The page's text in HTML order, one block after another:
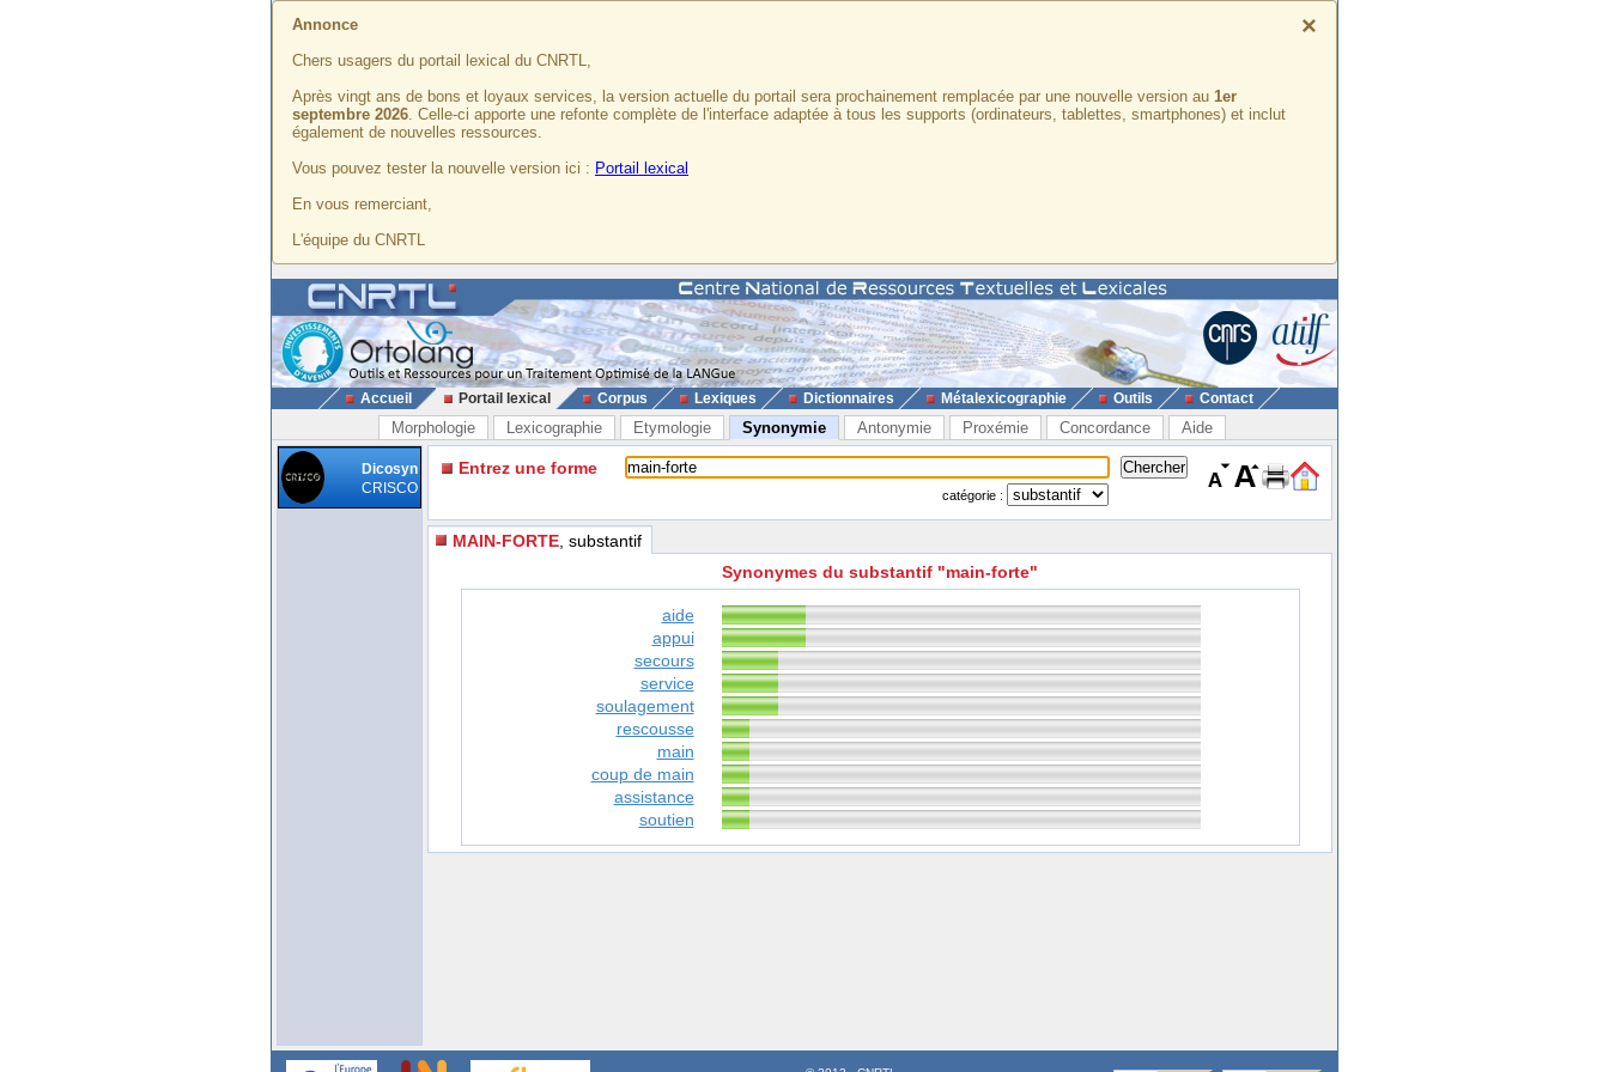
×
Annonce
Chers usagers du portail lexical du CNRTL,
Après vingt ans de bons et loyaux services, la version actuelle du portail sera prochainement remplacée par une nouvelle version au 1er
septembre 2026. Celle-ci apporte une refonte complète de l'interface adaptée à tous les supports (ordinateurs, tablettes, smartphones) et inclut
également de nouvelles ressources.
Vous pouvez tester la nouvelle version ici : Portail lexical
En vous remerciant,
L'équipe du CNRTL
Accueil Portail lexical Corpus Lexiques Dictionnaires Métalexicographie Outils Contact
Morphologie Lexicographie Etymologie Synonymie Antonymie Proxémie Concordance Aide
Dicosyn
CRISCO
Entrez une forme
catégorie :
MAIN-FORTE , substantif
Synonymes du substantif "main-forte"
aide
appui
secours
service
soulagement
rescousse
main
coup de main
assistance
soutien